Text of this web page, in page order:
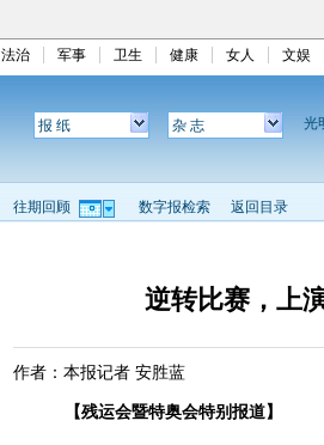
法治 军事 卫生 健康 女人 文娱
报 纸 杂 志 光
往期回顾 数字报检索 返回目录
逆转比赛，上
作者：本报记者 安胜蓝
【残运会暨特奥会特别报道】